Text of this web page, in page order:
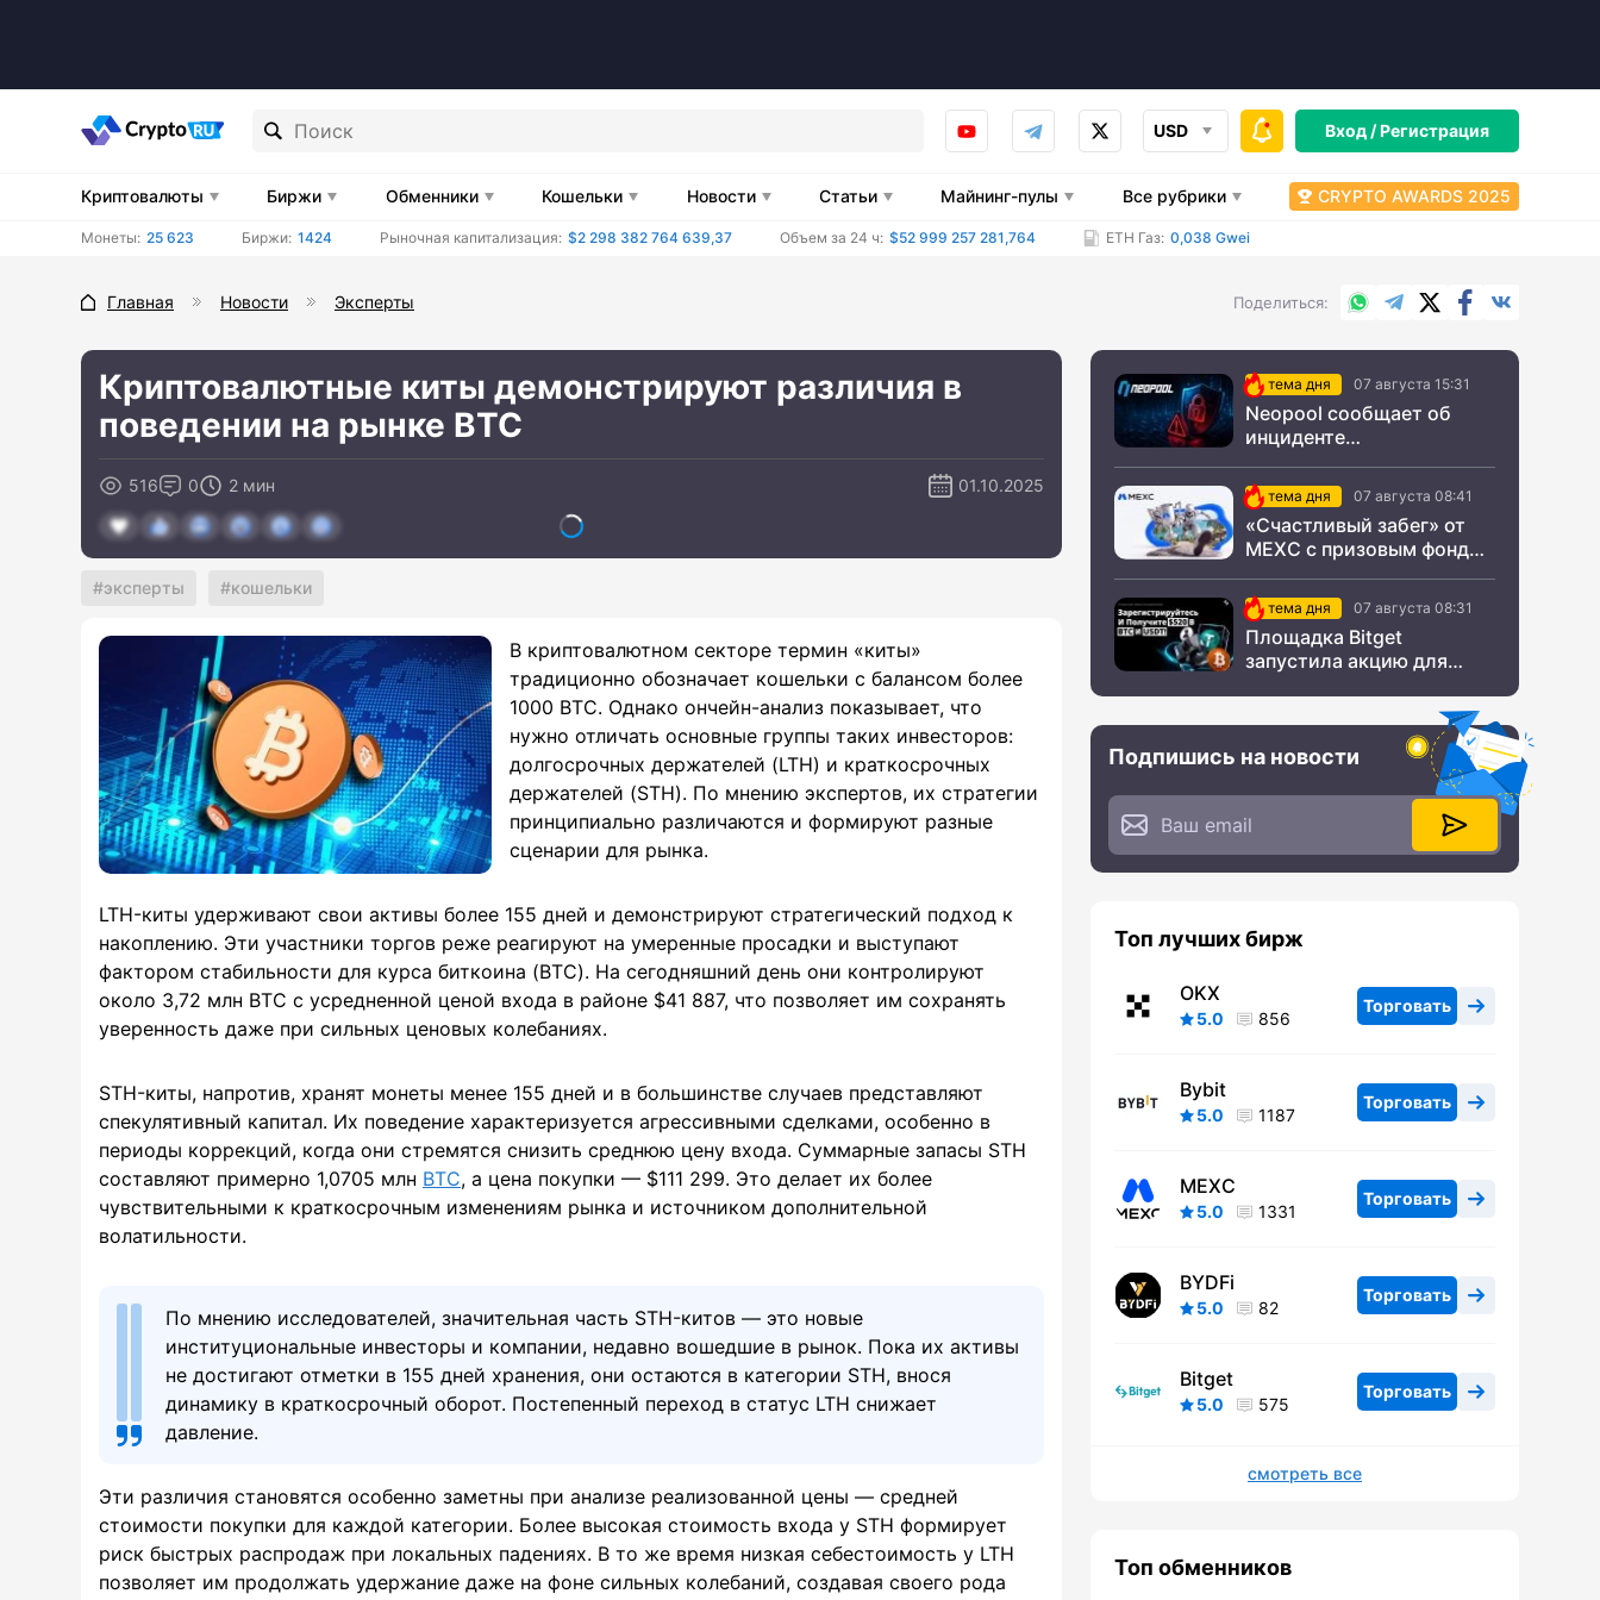
USD Вход /Регистрация
Криптовалюты Биржи Обменники Кошельки Новости Статьи Майнинг-пулы Все рубрики CRYPTO AWARDS 2025
Монеты: 25 623 Биржи: 1424 Рыночная капитализация: $2 298 382 764 639,37 Объем за 24 ч: $52 999 257 281,764 ETH Газ: 0,038 Gwei
Главная Новости Эксперты Поделиться WhatsApp
TelegramX.comFacebook
Криптовалютные киты демонстрируют различия в
поведении на рынке BTC
516 0 2 мин 01.10.2025
эксперты кошельки
В криптовалютном секторе термин «киты»
традиционно обозначает кошельки с балансом более
1000 BTC. Однако ончейн-анализ показывает, что
нужно отличать основные группы таких инвесторов:
долгосрочных держателей (LTH) и краткосрочных
держателей (STH). По мнению экспертов, их стратегии
принципиально различаются и формируют разные
сценарии для рынка.
LTH-киты удерживают свои активы более 155 дней и демонстрируют стратегический подход к
накоплению. Эти участники торгов реже реагируют на умеренные просадки и выступают
фактором стабильности для курса биткоина (BTC). На сегодняшний день они контролируют
около 3,72 млн BTC с усредненной ценой входа в районе $41 887, что позволяет им сохранять
уверенность даже при сильных ценовых колебаниях.
STH-киты, напротив, хранят монеты менее 155 дней и в большинстве случаев представляют
спекулятивный капитал. Их поведение характеризуется агрессивными сделками, особенно в
периоды коррекций, когда они стремятся снизить среднюю цену входа. Суммарные запасы STH
составляют примерно 1,0705 млн BTC, а цена покупки — $111 299. Это делает их более
чувствительными к краткосрочным изменениям рынка и источником дополнительной
волатильности.
По мнению исследователей, значительная часть STH-китов — это новые
институциональные инвесторы и компании, недавно вошедшие в рынок. Пока их активы
не достигают отметки в 155 дней хранения, они остаются в категории STH, внося
динамику в краткосрочный оборот. Постепенный переход в статус LTH снижает
давление.
Эти различия становятся особенно заметны при анализе реализованной цены — средней
стоимости покупки для каждой категории. Более высокая стоимость входа у STH формирует
риск быстрых распродаж при локальных падениях. В то же время низкая себестоимость у LTH
позволяет им продолжать удержание даже на фоне сильных колебаний, создавая своего рода
тема дня 07 августа 15:31
Neopool сообщает об
инциденте
безопасности
тема дня 07 августа 08:41
«Счастливый забег» от
MEXC с призовым фондом
тема дня 07 августа 08:31
Площадка Bitget
запустила акцию для
Подпишись на новости
Топ лучших бирж
OKX
5.0 856
Торговать
Bybit
5.0 1187
Торговать
MEXC
5.0 1331
Торговать
BYDFi
5.0 82
Торговать
Bitget
5.0 575
Торговать
смотреть все
Топ обменников